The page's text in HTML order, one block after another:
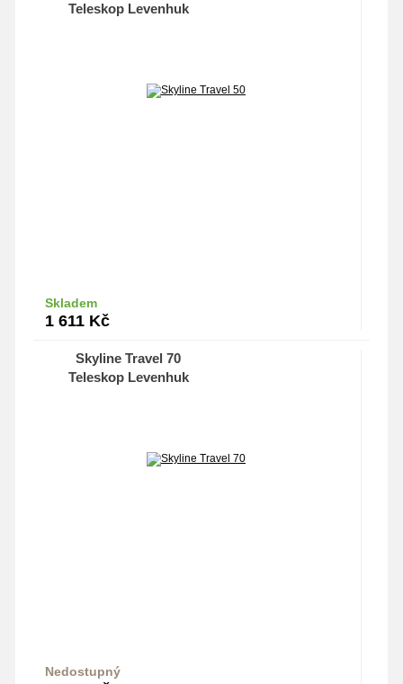
Teleskop Levenhuk
Skladem
1 611 Kč
Skyline Travel 70
Teleskop Levenhuk
Nedostupný